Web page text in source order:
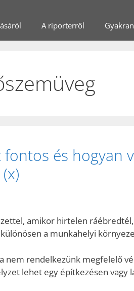
A riporterről
és hogyan
amikor hirtelen
a munkahelyi
nem rendelkezünk megfelelő
lehet egy építkezésen vagy